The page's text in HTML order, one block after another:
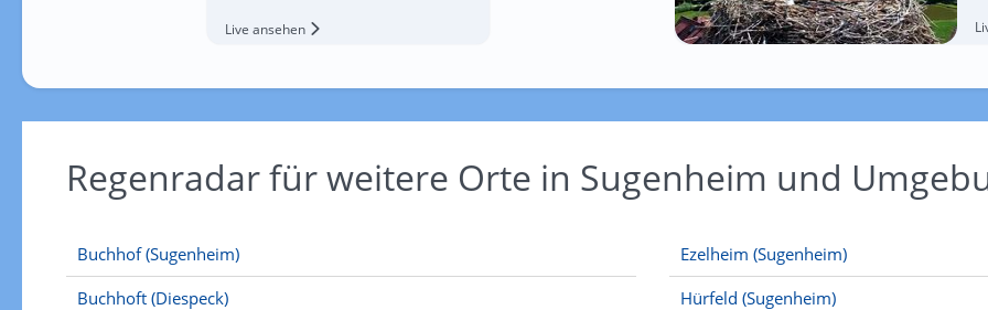
Live ansehen
Regenradar für weitere Orte in Sugenheim und
Buchhof (Sugenheim)
Buchhoft (Diespeck)
Ezelheim (Sugenheim)
Hürfeld (Sugenheim)